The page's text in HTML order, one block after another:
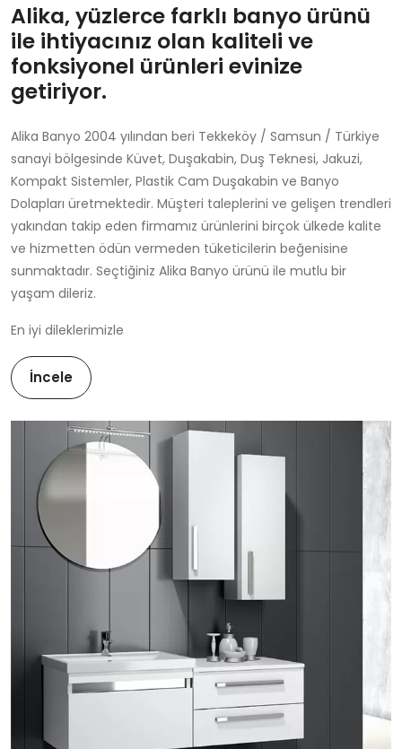
Alika, yüzlerce farklı banyo ürünü
ile ihtiyacınız olan kaliteli ve
fonksiyonel ürünleri evinize
getiriyor.
Alika Banyo 2004 yılından beri Tekkeköy / Samsun / Türkiye
sanayi bölgesinde Küvet, Duşakabin, Duş Teknesi, Jakuzi,
Kompakt Sistemler, Plastik Cam Duşakabin ve Banyo
Dolapları üretmektedir. Müşteri taleplerini ve gelişen trendleri
yakından takip eden firmamız ürünlerini birçok ülkede kalite
ve hizmetten ödün vermeden tüketicilerin beğenisine
sunmaktadır. Seçtiğiniz Alika Banyo ürünü ile mutlu bir
yaşam dileriz.
En iyi dileklerimizle
İncele